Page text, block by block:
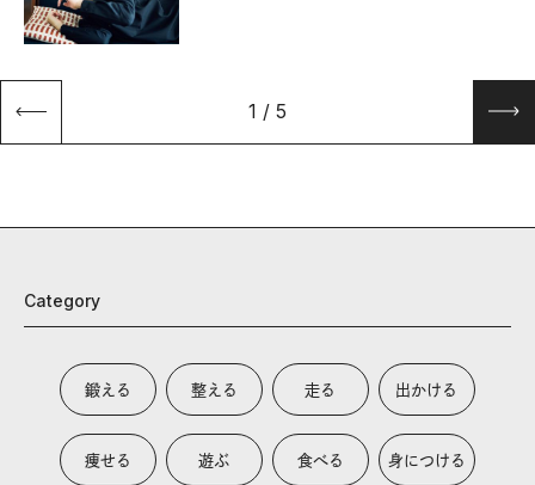
1 / 5
Category
鍛える 整える 走る 出かける
痩せる 遊ぶ 食べる 身につける